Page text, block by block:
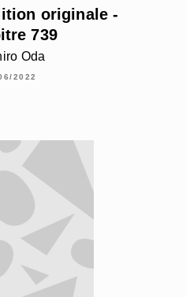
originale -
739
Oda
2022